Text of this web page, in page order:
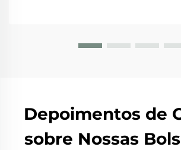
Depoimentos de
sobre Nossas